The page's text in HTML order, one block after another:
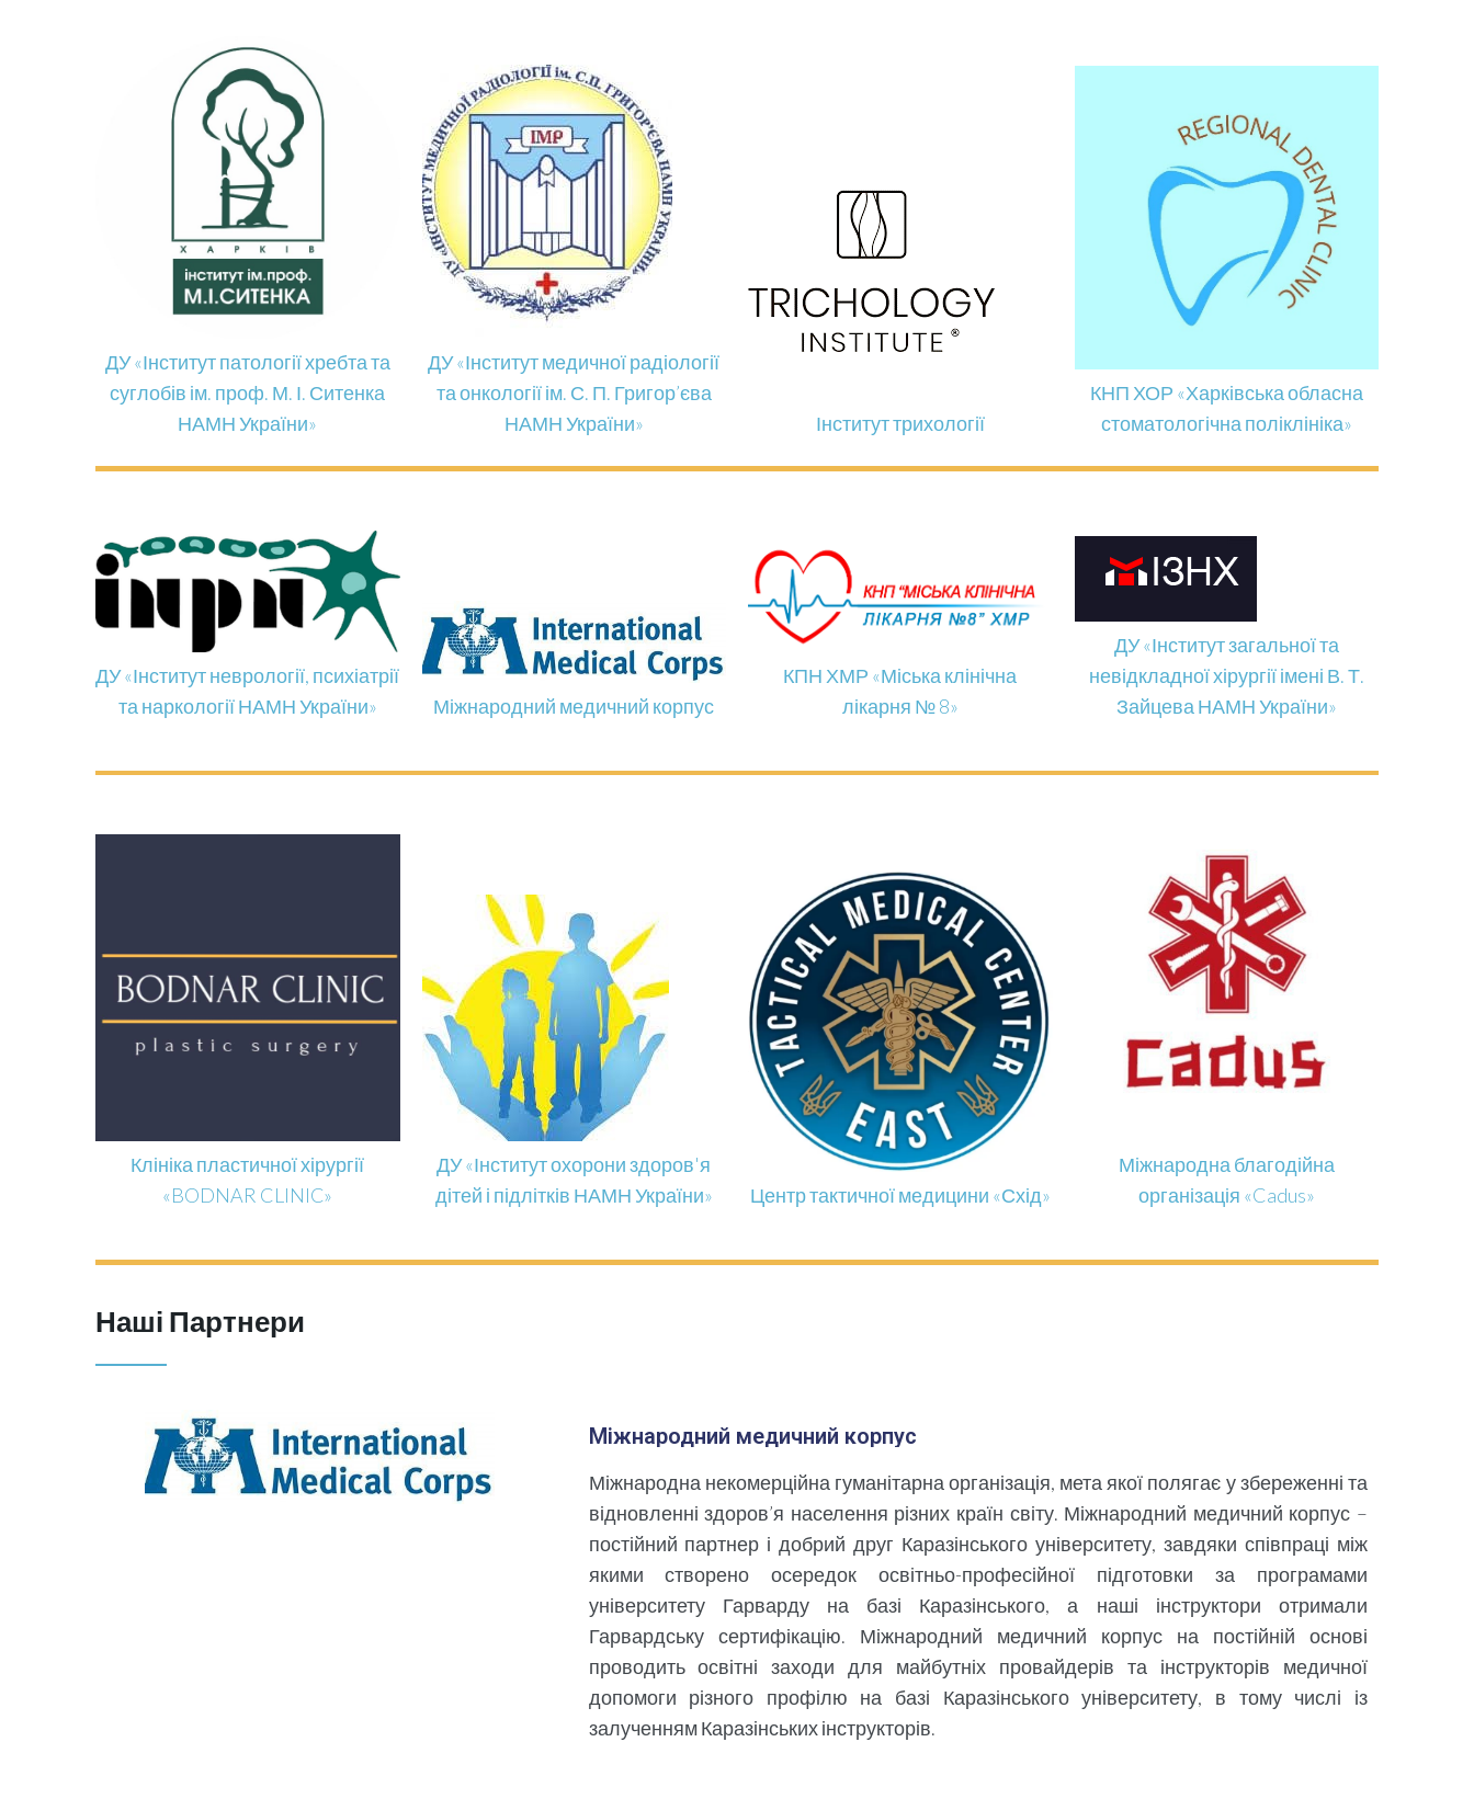
ДУ «Інститут патології хребта та
суглобів ім. проф. М. І. Ситенка
НАМН України»
ДУ «Інститут медичної радіології
та онкології ім. С. П. Григор’єва
НАМН України»
Інститут трихології
КНП ХОР «Харківська обласна
стоматологічна поліклініка»
ДУ «Інститут неврології, психіатрії
та наркології НАМН України»
Міжнародний медичний корпус
КПН ХМР «Міська клінічна
лікарня № 8»
ДУ «Інститут загальної та
невідкладної хірургії імені В. Т.
Зайцева НАМН України»
Клініка пластичної хірургії
«BODNAR CLINIC»
ДУ «Інститут охорони здоров'я
дітей і підлітків НАМН України»
Центр тактичної медицини «Схід»
Міжнародна благодійна
організація «Cadus»
Наші Партнери
Міжнародний медичний корпус
Міжнародна некомерційна гуманітарна організація, мета якої полягає у збереженні та
відновленні здоров’я населення різних країн світу. Міжнародний медичний корпус –
постійний партнер і добрий друг Каразінського університету, завдяки співпраці між
якими створено осередок освітньо-професійної підготовки за програмами
університету Гарварду на базі Каразінського, а наші інструктори отримали
Гарвардську сертифікацію. Міжнародний медичний корпус на постійній основі
проводить освітні заходи для майбутніх провайдерів та інструкторів медичної
допомоги різного профілю на базі Каразінського університету, в тому числі із
залученням Каразінських інструкторів.